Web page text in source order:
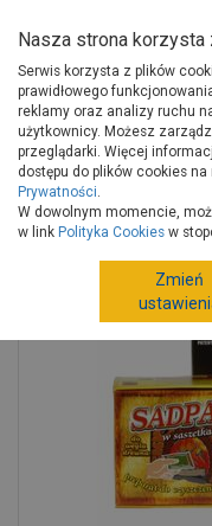
Strona główna
Kotły c.o.
Katalizator do
Nasza strona
Serwis korzysta z plików
prawidłowego
reklamy oraz analizy ruchu
użytkownicy. Możesz
przeglądarki. Więcej
dostępu do plików cookies
Prywatności.
W dowolnym momencie,
w link Polityka Cookies w
Zmień